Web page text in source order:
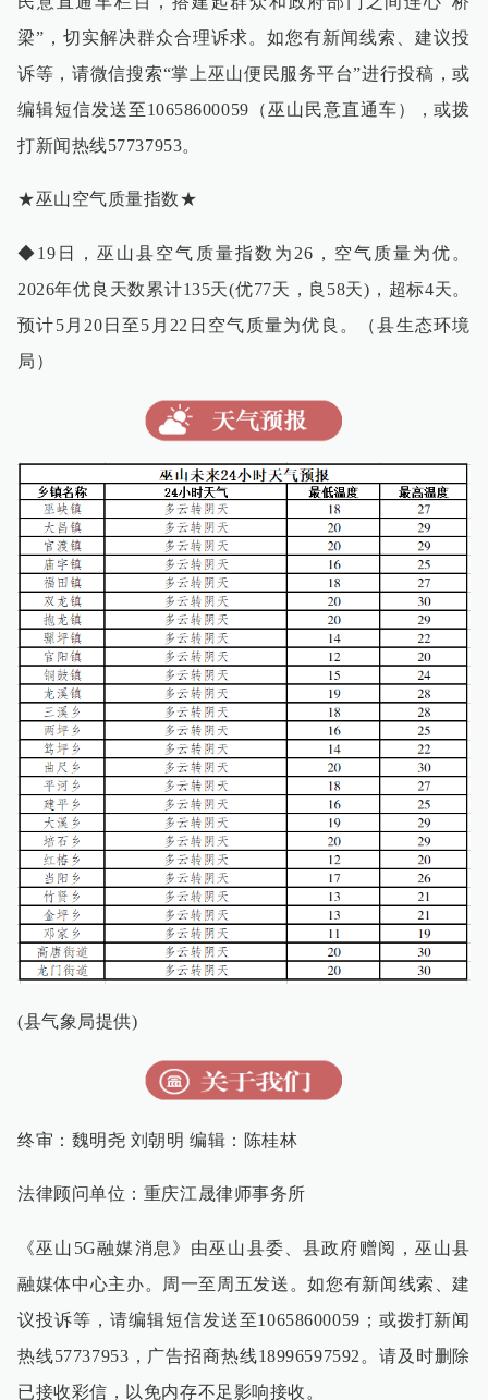
梁”，切实解决群众合理诉求。如您有新闻线索、建议投
诉等，请微信搜索“掌上巫山便民服务平台”进行投稿，或
编辑短信发送至10658600059（巫山民意直通车），或拨
打新闻热线57737953。
★巫山空气质量指数★
◆19日，巫山县空气质量指数为26，空气质量为优。
2026年优良天数累计135天(优77天，良58天)，超标4天。
预计5月20日至5月22日空气质量为优良。（县生态环境
局）
(县气象局提供)
终审：魏明尧 刘朝明 编辑：陈桂林
法律顾问单位：重庆江晟律师事务所
《巫山 5G融媒消息》由巫山县委、县政府赠阅，巫山县
融媒体中心主办。周一至周五发送。如您有新闻线索、建
议投诉等，请编辑短信发送至10658600059 ；或拨打新闻
热线57737953 ，广告招商热线18996597592 。请及时删除
已接收彩信，以免内存不足影响接收。